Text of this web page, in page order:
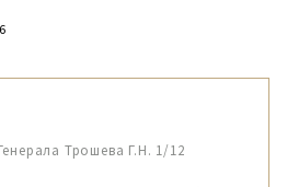
Трошева Г.Н. 1/12